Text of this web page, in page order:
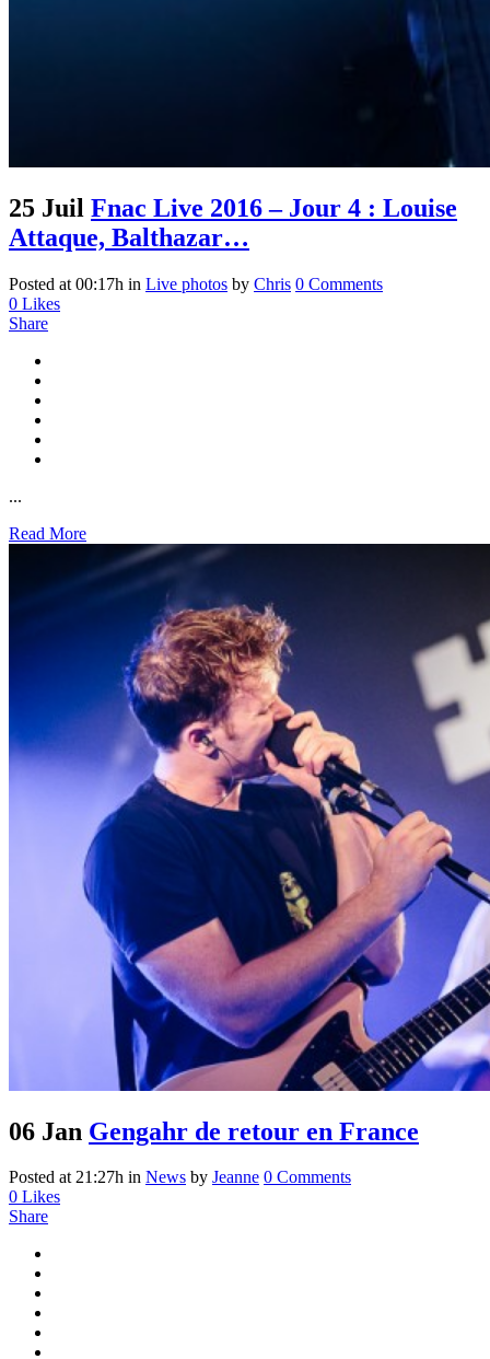
25 Juil Fnac Live 2016 – Jour 4 : Louise
Attaque, Balthazar…
Posted at 00:17h in Live photos by Chris 0 Comments
0 Likes
Share
...
Read More
06 Jan Gengahr de retour en France
Posted at 21:27h in News by Jeanne 0 Comments
0 Likes
Share